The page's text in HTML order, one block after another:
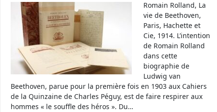
Romain Rolland, La
vie de Beethoven,
Paris, Hachette et
Cie, 1914. L’intention
de Romain Rolland
dans cette
biographie de
Ludwig van
Beethoven, parue pour la première fois en 1903 aux Cahiers
de la Quinzaine de Charles Péguy, est de faire respirer aux
hommes « le souffle des héros ». Du…